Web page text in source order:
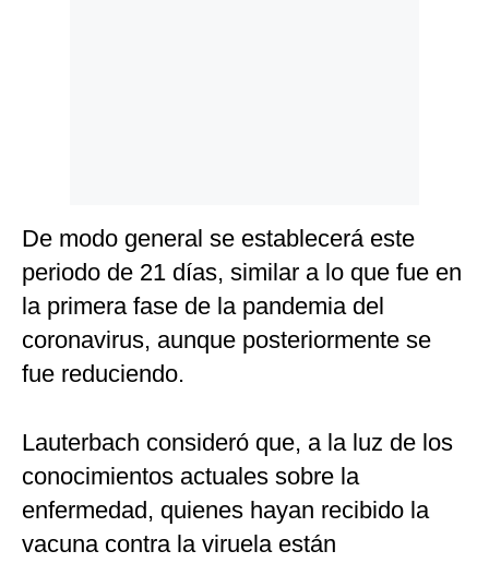
De modo general se establecerá este
periodo de 21 días, similar a lo que fue en
la primera fase de la pandemia del
coronavirus, aunque posteriormente se
fue reduciendo.
Lauterbach consideró que, a la luz de los
conocimientos actuales sobre la
enfermedad, quienes hayan recibido la
vacuna contra la viruela están